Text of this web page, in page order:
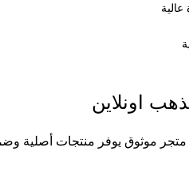
اونلاين
موثوق يوفر منتجات أصلية